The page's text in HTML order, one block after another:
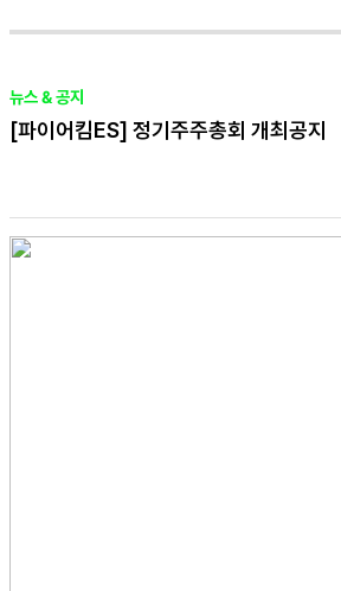
뉴스 & 공지
[파이어킴ES] 정기주주총회 개최공지